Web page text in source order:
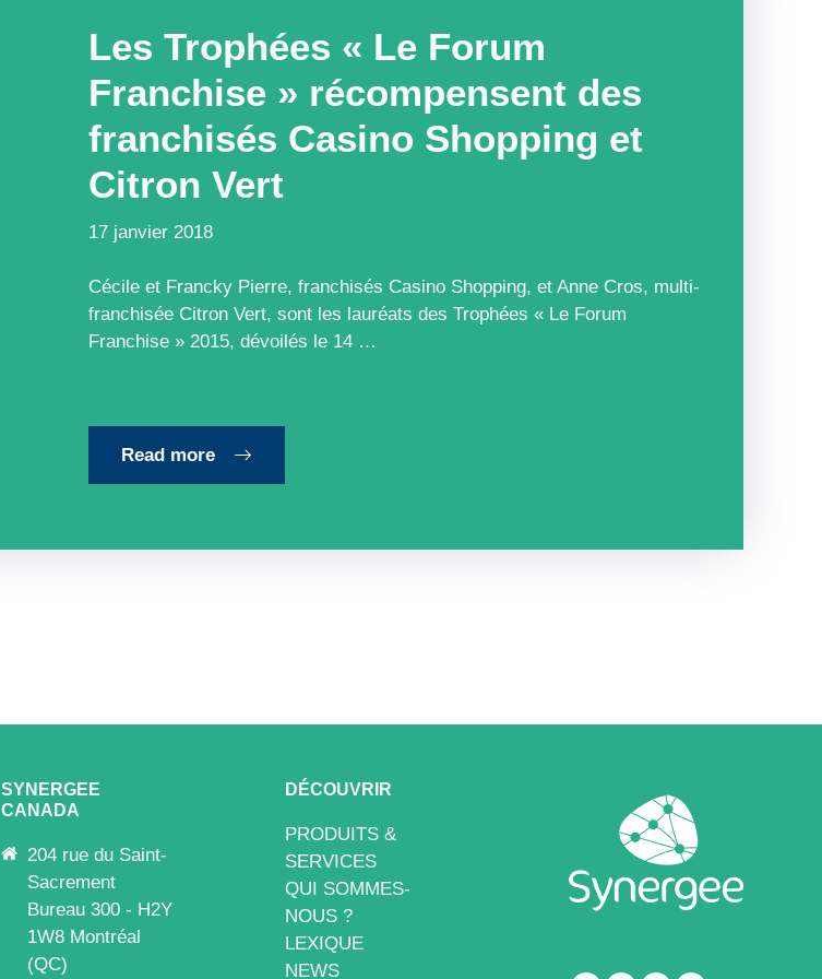
Les Trophées « Le Forum
Franchise » récompensent des
franchisés Casino Shopping et
Citron Vert
17 janvier 2018
Cécile et Francky Pierre, franchisés Casino Shopping, et Anne Cros, multi-
franchisée Citron Vert, sont les lauréats des Trophées « Le Forum
Franchise » 2015, dévoilés le 14 …
Read more
SYNERGEE
CANADA
204 rue du Saint-
Sacrement
Bureau 300 - H2Y
1W8 Montréal
(QC)
DÉCOUVRIR
PRODUITS &
SERVICES
QUI SOMMES-
NOUS ?
LEXIQUE
NEWS